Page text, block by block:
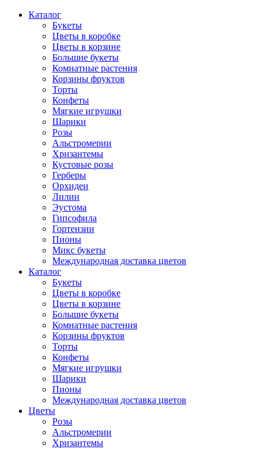
Каталог
Букеты
Цветы в коробке
Цветы в корзине
Большие букеты
Комнатные растения
Корзины фруктов
Торты
Конфеты
Мягкие игрушки
Шарики
Розы
Альстромерии
Хризантемы
Кустовые розы
Герберы
Орхидеи
Лилии
Эустома
Гипсофила
Гортензии
Пионы
Микс букеты
Международная доставка цветов
Каталог
Букеты
Цветы в коробке
Цветы в корзине
Большие букеты
Комнатные растения
Корзины фруктов
Торты
Конфеты
Мягкие игрушки
Шарики
Пионы
Международная доставка цветов
Цветы
Розы
Альстромерии
Хризантемы